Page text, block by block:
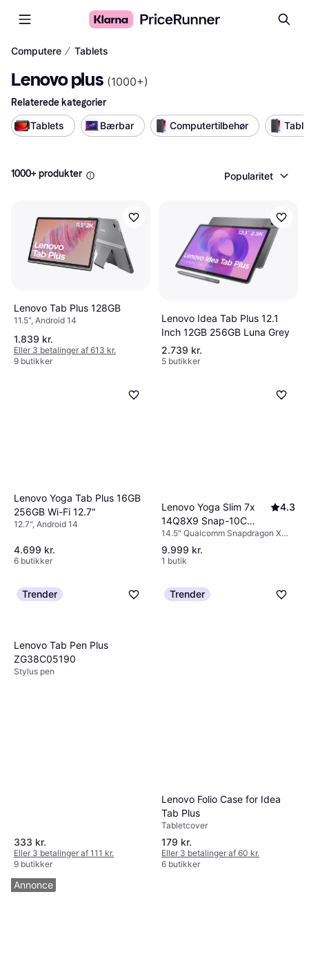
Computere ∕ Tablets
Lenovo plus (1000+)
Relaterede kategorier
Tablets
Bærbar Computertilbehør
1000+ produkter Popularitet
Lenovo Tab Plus 128GB
11.5", Android 14
1.839 kr.
Eller 3 betalinger af 613 kr.
9 butikker
Lenovo Idea Tab Plus 12.1
Inch 12GB 256GB Luna Grey
2.739 kr.
5 butikker
Lenovo Yoga Tab Plus 16GB
256GB Wi-Fi 12.7"
12.7", Android 14
4.699 kr.
6 butikker
Lenovo Yoga Slim 7x
14Q8X9 Snap-10C
16GB 512/OLED 14.5"
Copilot PC
4.3
14.5" Qualcomm Snapdragon X
Plus, 16 GB RAM, 512 GB SSD
9.999 kr.
1 butik
Trender
Lenovo Tab Pen Plus
ZG38C05190
Stylus pen
333 kr.
Eller 3 betalinger af 111 kr.
9 butikker
Trender
Lenovo Folio Case for Idea
Tab Plus
Tabletcover
179 kr.
Eller 3 betalinger af 60 kr.
6 butikker
Annonce